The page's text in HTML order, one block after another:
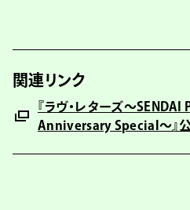
関連リンク
『ラヴ・レターズ〜
Anniversary Special〜』公